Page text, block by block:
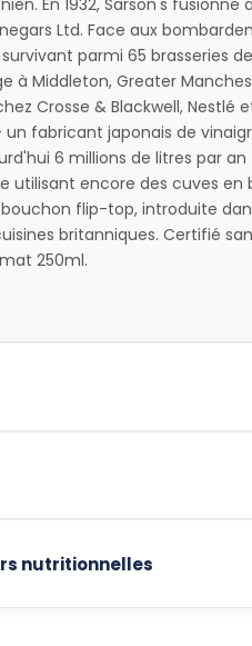
Ltd. Face aux
parmi 65 brasseries
à Middleton, Greater
Crosse & Blackwell,
un fabricant japonais de
6 millions de litres par
utilisant encore des cuves en
flip-top, introduite
britanniques. Certifié
250ml.
nutritionnelles